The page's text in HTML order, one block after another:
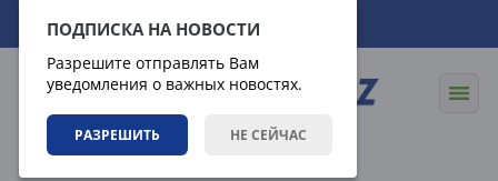
ПОДПИСКА НА НОВОСТИ
Разрешите отправлять Вам
уведомления о важных новостях.
РАЗРЕШИТЬ НЕ СЕЙЧАС
08.08.2026 10:00:55